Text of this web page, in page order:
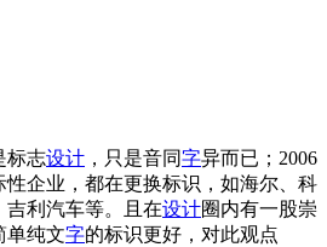
标志设计 ，只是音同字异而已；2006
企业，都在更换标识，如海尔、科
利汽车等。且在设计圈内有一股崇
单纯文字的标识更好，对此观点